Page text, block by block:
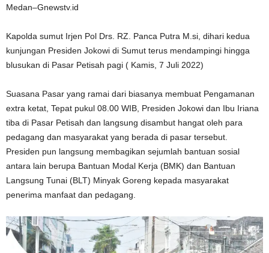
Medan–Gnewstv.id
Kapolda sumut Irjen Pol Drs. RZ. Panca Putra M.si, dihari kedua
kunjungan Presiden Jokowi di Sumut terus mendampingi hingga
blusukan di Pasar Petisah pagi ( Kamis, 7 Juli 2022)
Suasana Pasar yang ramai dari biasanya membuat Pengamanan
extra ketat, Tepat pukul 08.00 WIB, Presiden Jokowi dan Ibu Iriana
tiba di Pasar Petisah dan langsung disambut hangat oleh para
pedagang dan masyarakat yang berada di pasar tersebut.
Presiden pun langsung membagikan sejumlah bantuan sosial
antara lain berupa Bantuan Modal Kerja (BMK) dan Bantuan
Langsung Tunai (BLT) Minyak Goreng kepada masyarakat
penerima manfaat dan pedagang.